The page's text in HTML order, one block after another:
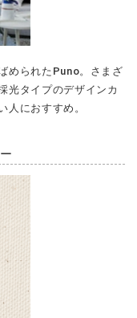
められたPuno。さまざ
光タイプのデザインカ
人におすすめ。